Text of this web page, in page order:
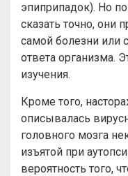
эпиприпадок). Но
сказать точно, они
самой болезни или
ответа организма.
изучения.
Кроме того,
описывалась
головного мозга
изъятой при
вероятность того,